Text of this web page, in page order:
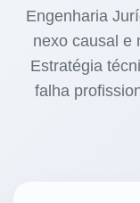
Engenharia
nexo causal e
Estratégia
falha